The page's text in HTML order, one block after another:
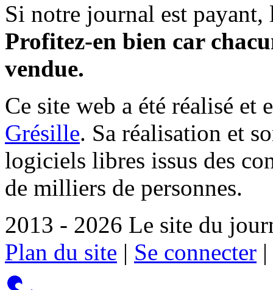
Si notre journal est payant,
Profitez-en bien car
vendue.
Ce site web a été réalisé et
Grésille. Sa réalisation et
logiciels libres issus des
de milliers de personnes.
2013 - 2026 Le site du
Plan du site | Se connecter |